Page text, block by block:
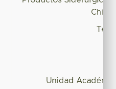
China
Unidad